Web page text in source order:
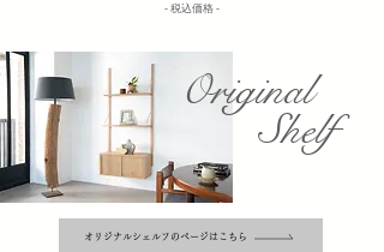
​- 税込価格 -
Original
Shelf
オリジナルシェルフのページはこちら